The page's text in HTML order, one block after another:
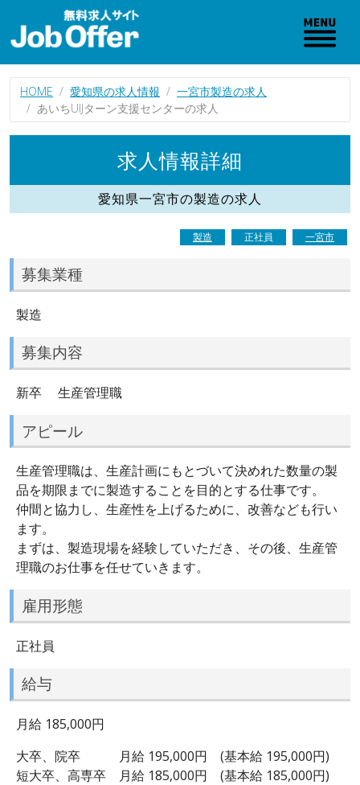
HOME 愛知県の求人情報
一宮市製造の求人
あいちUIJターン支援センターの求人
求人情報詳細
愛知県一宮市の製造の求人
製造 正社員 一宮市
募集業種
製造
募集内容
新卒 生産管理職
アピール
生産管理職は、生産計画にもとづいて決めれた数量の製
品を期限までに製造することを目的とする仕事です。
仲間と協力し、生産性を上げるために、改善なども行い
ます。
まずは、製造現場を経験していただき、その後、生産管
理職のお仕事を任せていきます。
雇用形態
正社員
給与
月給 185,000円
大卒、院卒 月給 195,000円 (基本給 195,000円)
短大卒、高専卒 月給 185,000円 (基本給 185,000円)